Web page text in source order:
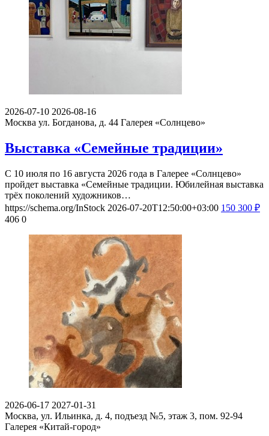
2026-07-10 2026-08-16
Москва ул. Богданова, д. 44 Галерея «Солнцево»
Выставка «Семейные традиции»
С 10 июля по 16 августа 2026 года в Галерее «Солнцево»
пройдет выставка «Семейные традиции. Юбилейная выставка
трёх поколений художников…
https://schema.org/InStock 2026-07-20T12:50:00+03:00 150 300 ₽
406 0
2026-06-17 2027-01-31
Москва, ул. Ильинка, д. 4, подъезд №5, этаж 3, пом. 92-94
Галерея «Китай-город»